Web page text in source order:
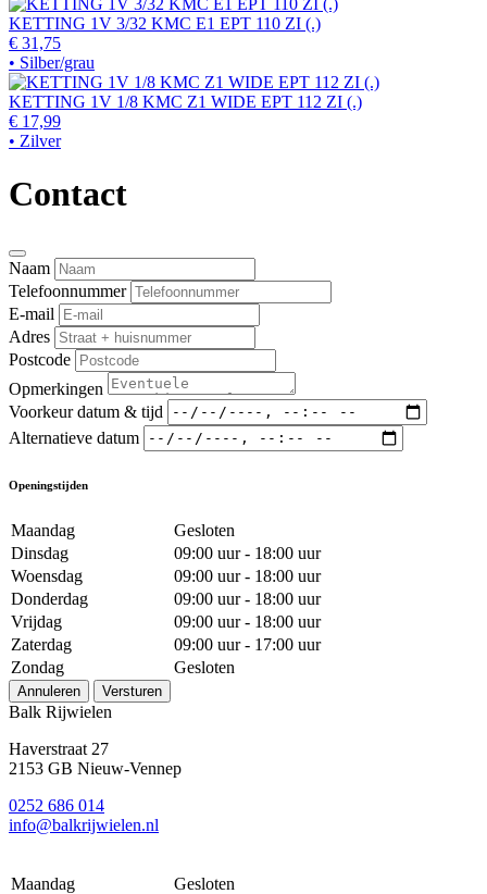
KETTING 1V 3/32 KMC E1 EPT 110 ZI (.)
€ 31,75
• Silber/grau
KETTING 1V 1/8 KMC Z1 WIDE EPT 112 ZI (.)
€ 17,99
• Zilver
Contact
Naam
Telefoonnummer
E-mail
Adres
Postcode
Opmerkingen
Voorkeur datum & tijd
Alternatieve datum
Openingstijden
Maandag
Gesloten
Dinsdag
09:00 uur - 18:00 uur
Woensdag
09:00 uur - 18:00 uur
Donderdag
09:00 uur - 18:00 uur
Vrijdag
09:00 uur - 18:00 uur
Zaterdag
09:00 uur - 17:00 uur
Zondag
Gesloten
Annuleren Versturen
Balk Rijwielen
Haverstraat 27
2153 GB Nieuw-Vennep
0252 686 014
info@balkrijwielen.nl
Maandag
Gesloten